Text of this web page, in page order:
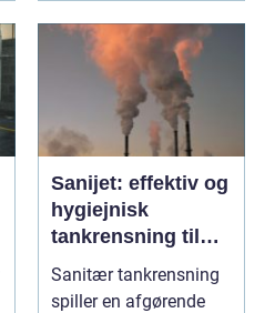
Sanijet: effektiv og
hygiejnisk
tankrensning til
krævende
industrier
Sanitær tankrensning
spiller en afgørende